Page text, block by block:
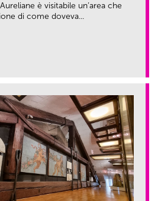
è visitabile un’area che
di come doveva...